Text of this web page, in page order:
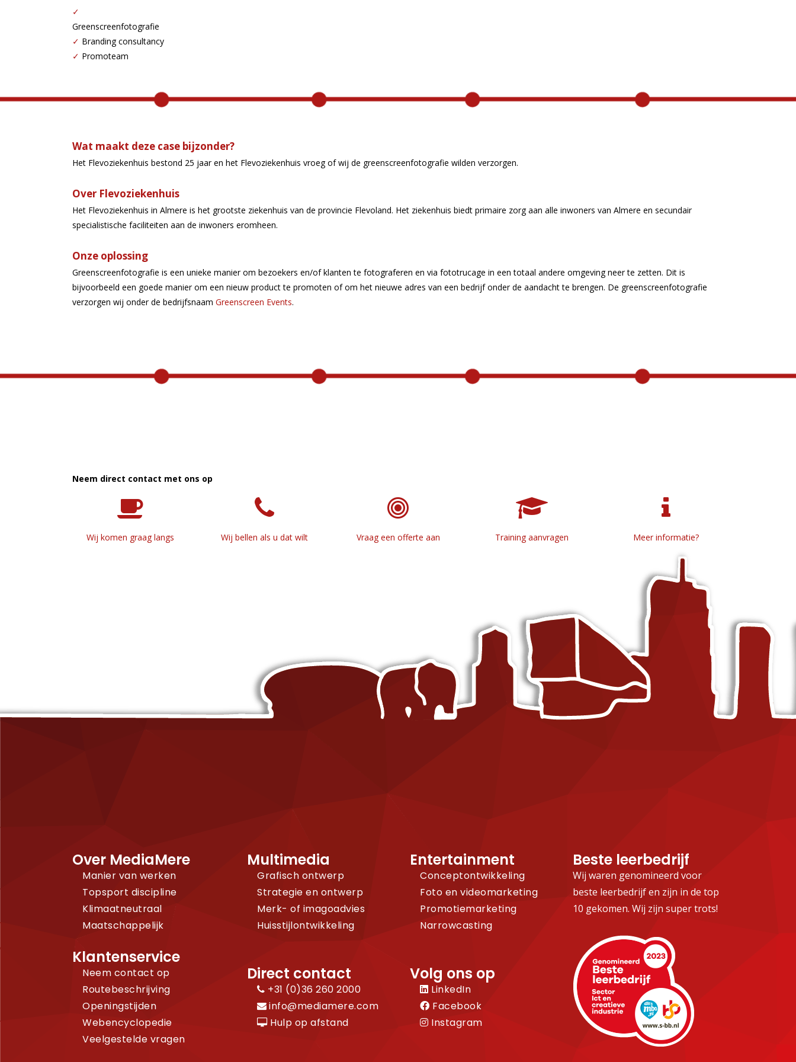
✓
Greenscreenfotografie
✓ Branding consultancy
✓ Promoteam
Wat maakt deze case bijzonder?
Het Flevoziekenhuis bestond 25 jaar en het Flevoziekenhuis vroeg of wij de greenscreenfotografie wilden verzorgen.
Over Flevoziekenhuis
Het Flevoziekenhuis in Almere is het grootste ziekenhuis van de provincie Flevoland. Het ziekenhuis biedt primaire zorg aan alle inwoners van Almere en secundair
specialistische faciliteiten aan de inwoners eromheen.
Onze oplossing
Greenscreenfotografie is een unieke manier om bezoekers en/of klanten te fotograferen en via fototrucage in een totaal andere omgeving neer te zetten. Dit is
bijvoorbeeld een goede manier om een nieuw product te promoten of om het nieuwe adres van een bedrijf onder de aandacht te brengen. De greenscreenfotografie
verzorgen wij onder de bedrijfsnaam Greenscreen Events.
Neem direct contact met ons op
Wij komen graag langs Wij bellen als u dat wilt Vraag een offerte aan Training aanvragen Meer informatie?
Over MediaMere
Manier van werken
Topsport discipline
Klimaatneutraal
Maatschappelijk
Klantenservice
Neem contact op
Routebeschrijving
Openingstijden
Webencyclopedie
Veelgestelde vragen
Multimedia
Grafisch ontwerp
Strategie en ontwerp
Merk- of imagoadvies
Huisstijlontwikkeling
Direct contact
+31 (0)36 260 2000
info@mediamere.com
Hulp op afstand
Entertainment
Conceptontwikkeling
Foto en videomarketing
Promotiemarketing
Narrowcasting
Volg ons op
LinkedIn
Facebook
Instagram
Beste leerbedrijf
Wij waren genomineerd voor
beste leerbedrijf en zijn in de top
10 gekomen. Wij zijn super trots!